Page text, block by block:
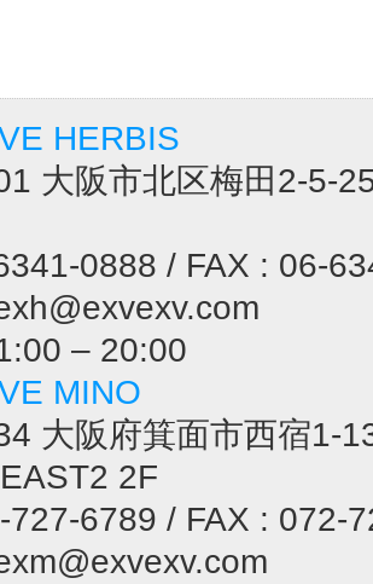
HERBIS
大阪市北区梅田2-5-
0888 / FAX : 06-
– 20:00
MINO
大阪府箕面市西宿1-
2F
727-6789 / FAX : 072-